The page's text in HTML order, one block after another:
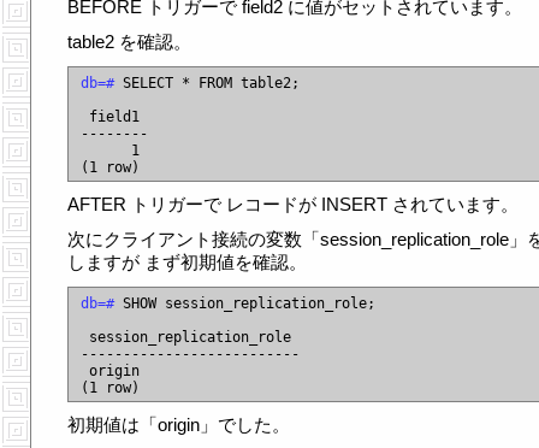
BEFORE トリガーで field2 に値がセットされています。
table2 を確認。
db=# SELECT * FROM table2;
field1
--------
      1
AFTER トリガーで レコードが INSERT されています。
次にクライアント接続の変数「session_replication_role」
しますが まず初期値を確認。
db=# SHOW session_replication_role;
session_replication_role
--------------------------
origin
初期値は「origin」でした。